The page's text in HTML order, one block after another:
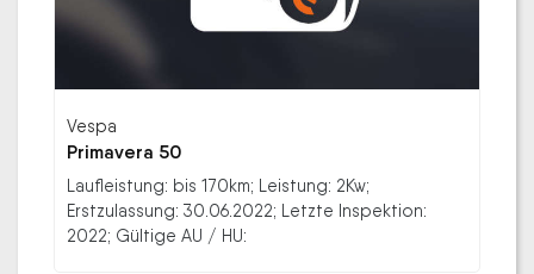
Vespa
Primavera 50
Laufleistung: bis 170km; Leistung: 2Kw;
Erstzulassung: 30.06.2022; Letzte Inspektion:
2022; Gültige AU / HU: